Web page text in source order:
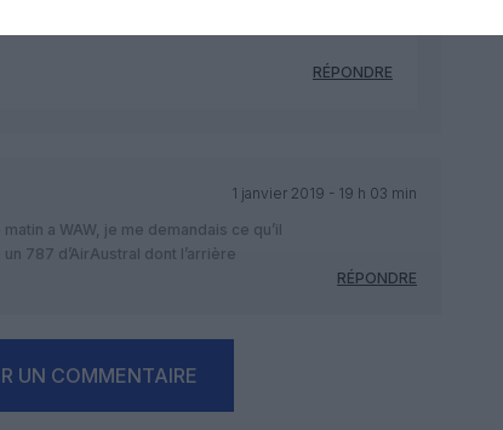
RÉPONDRE
1 janvier 2019 - 19 h 03 min
a WAW, je me demandais ce qu’il
787 d’AirAustral dont l’arrière
RÉPONDRE
UN COMMENTAIRE